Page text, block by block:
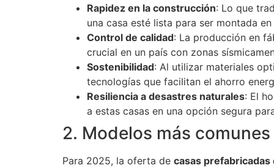
Rapidez en la construcción: Lo que
una casa esté lista para ser montada
Control de calidad: La producción en
crucial en un país con zonas
Sostenibilidad: Al utilizar materiales
tecnologías que facilitan el ahorro
Resiliencia a desastres naturales: El
a estas casas en una opción segura
2. Modelos más
Para 2025, la oferta de casas